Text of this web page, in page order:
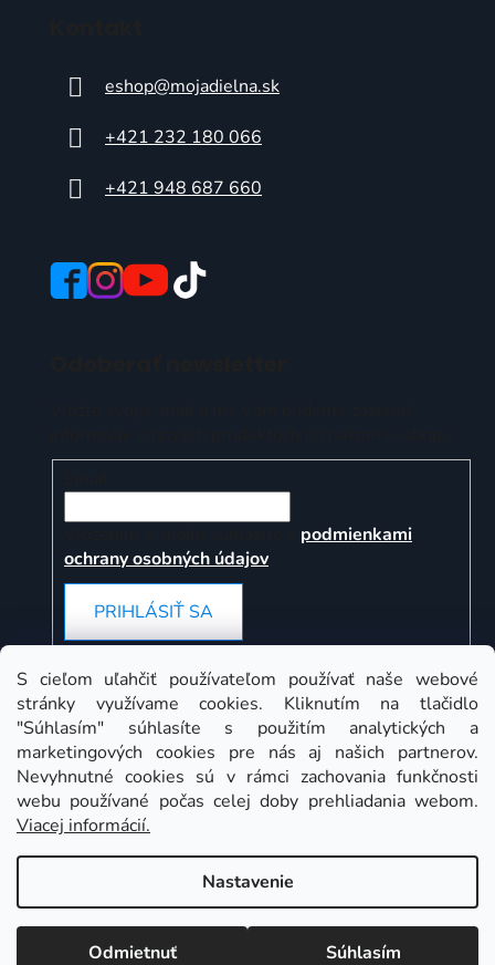
S cieľom uľahčiť používateľom používať naše webové
stránky využívame cookies. Kliknutím na tlačidlo
"Súhlasím" súhlasíte s použitím analytických a
marketingových cookies pre nás aj našich partnerov.
Nevyhnutné cookies sú v rámci zachovania funkčnosti
webu používané počas celej doby prehliadania webom.
Viacej informácií.
Nastavenie
Odmietnuť Súhlasím
eshop@mojadielna.sk
+421 232 180 066
+421 948 687 660
podmienkami
ochrany osobných údajov
PRIHLÁSIŤ SA
Instagram